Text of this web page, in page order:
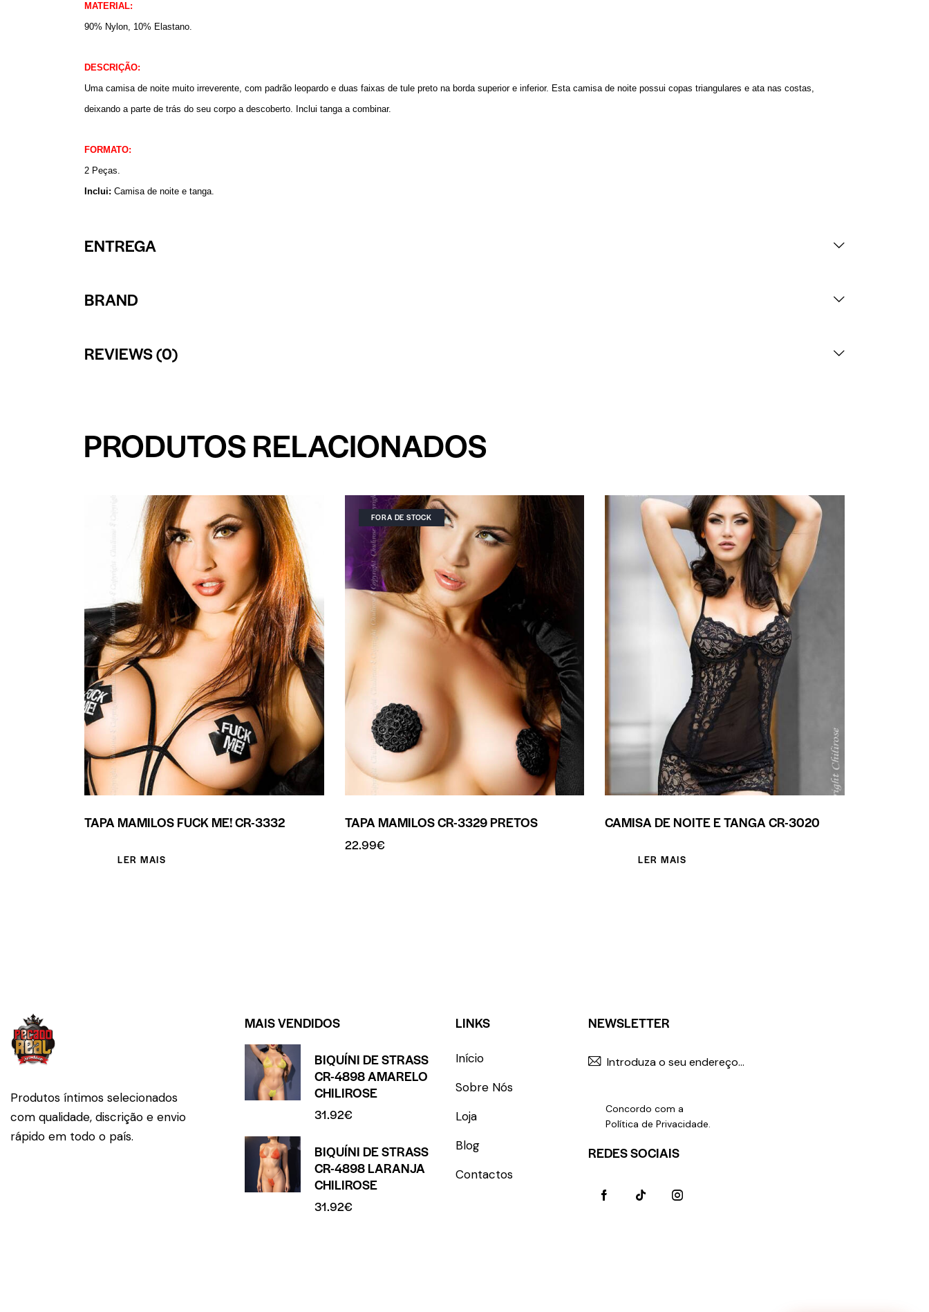
MATERIAL:
90% Nylon, 10% Elastano.
DESCRIÇÃO:
Uma camisa de noite muito irreverente, com padrão leopardo e duas faixas de tule preto na borda superior e inferior. Esta camisa de noite possui copas triangulares e ata nas costas,
deixando a parte de trás do seu corpo a descoberto. Inclui tanga a combinar.
FORMATO:
2 Peças.
Inclui: Camisa de noite e tanga.
ENTREGA
BRAND
REVIEWS (0)
PRODUTOS RELACIONADOS
TAPA MAMILOS FUCK ME! CR-3332
LER MAIS
FORA DE STOCK
TAPA MAMILOS CR-3329 PRETOS
22.99€
CAMISA DE NOITE E TANGA CR-3020
LER MAIS
Produtos íntimos selecionados
com qualidade, discrição e envio
rápido em todo o país.
MAIS VENDIDOS
BIQUÍNI DE STRASS
CR-4898 AMARELO
CHILIROSE
31.92€
BIQUÍNI DE STRASS
CR-4898 LARANJA
CHILIROSE
31.92€
LINKS
Início
Sobre Nós
Loja
Blog
Contactos
NEWSLETTER
Concordo com a
Política de Privacidade.
REDES SOCIAIS